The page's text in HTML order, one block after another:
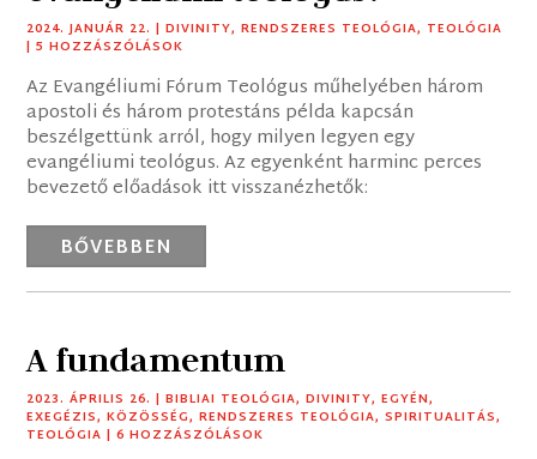
2024. JANUÁR 22. |DIVINITY,RENDSZERES TEOLÓGIA, TEOLÓGIA
| 5 HOZZÁSZÓLÁSOK
Az Evangéliumi Fórum Teológus műhelyében három
apostoli és három protestáns példa kapcsán
beszélgettünk arról, hogy milyen legyen egy
evangéliumi teológus. Az egyenként harminc perces
bevezető előadások itt visszanézhetők:
BŐVEBBEN
A fundamentum
2023. ÁPRILIS 26. |BIBLIAI TEOLÓGIA,DIVINITY,EGYÉN,
EXEGÉZIS,KÖZÖSSÉG,RENDSZERES TEOLÓGIA,SPIRITUALITÁS,
TEOLÓGIA | 6 HOZZÁSZÓLÁSOK